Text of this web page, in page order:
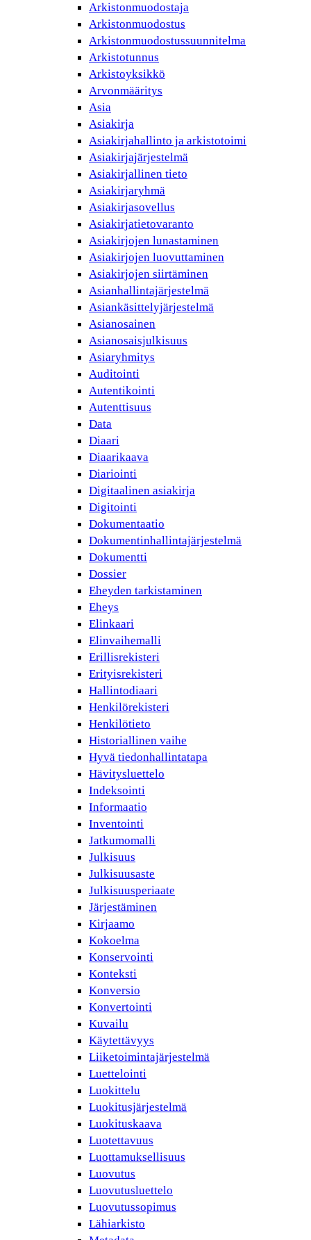
Arkistonmuodostaja
Arkistonmuodostus
Arkistonmuodostussuunnitelma
Arkistotunnus
Arkistoyksikkö
Arvonmääritys
Asia
Asiakirja
Asiakirjahallinto ja arkistotoimi
Asiakirjajärjestelmä
Asiakirjallinen tieto
Asiakirjaryhmä
Asiakirjasovellus
Asiakirjatietovaranto
Asiakirjojen lunastaminen
Asiakirjojen luovuttaminen
Asiakirjojen siirtäminen
Asianhallintajärjestelmä
Asiankäsittelyjärjestelmä
Asianosainen
Asianosaisjulkisuus
Asiaryhmitys
Auditointi
Autentikointi
Autenttisuus
Data
Diaari
Diaarikaava
Diariointi
Digitaalinen asiakirja
Digitointi
Dokumentaatio
Dokumentinhallintajärjestelmä
Dokumentti
Dossier
Eheyden tarkistaminen
Eheys
Elinkaari
Elinvaihemalli
Erillisrekisteri
Erityisrekisteri
Hallintodiaari
Henkilörekisteri
Henkilötieto
Historiallinen vaihe
Hyvä tiedonhallintatapa
Hävitysluettelo
Indeksointi
Informaatio
Inventointi
Jatkumomalli
Julkisuus
Julkisuusaste
Julkisuusperiaate
Järjestäminen
Kirjaamo
Kokoelma
Konservointi
Konteksti
Konversio
Konvertointi
Kuvailu
Käytettävyys
Liiketoimintajärjestelmä
Luettelointi
Luokittelu
Luokitusjärjestelmä
Luokituskaava
Luotettavuus
Luottamuksellisuus
Luovutus
Luovutusluettelo
Luovutussopimus
Lähiarkisto